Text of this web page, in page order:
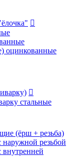

оцинкованные

стальные
(ёрш + резьба)
резьбой